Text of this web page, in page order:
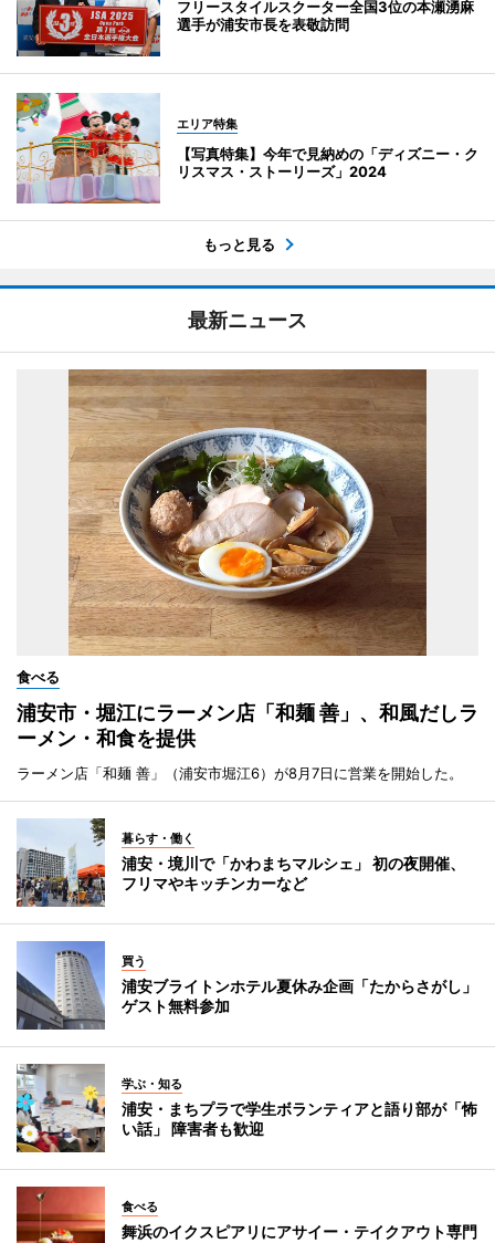
フリースタイルスクーター全国3位の本瀬湧麻
選手が浦安市長を表敬訪問
エリア特集
【写真特集】今年で見納めの「ディズニー・ク
リスマス・ストーリーズ」2024
もっと見る
最新ニュース
食べる
浦安市・堀江にラーメン店「和麺 善」、和風だしラ
ーメン・和食を提供
ラーメン店「和麺 善」（浦安市堀江6）が8月7日に営業を開始した。
暮らす・働く
浦安・境川で「かわまちマルシェ」 初の夜開催、
フリマやキッチンカーなど
買う
浦安ブライトンホテル夏休み企画「たからさがし」
ゲスト無料参加
学ぶ・知る
浦安・まちプラで学生ボランティアと語り部が「怖
い話」 障害者も歓迎
食べる
舞浜のイクスピアリにアサイー・テイクアウト専門